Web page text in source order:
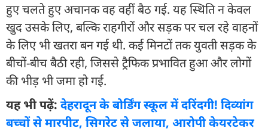
हुए चलते हुए अचानक वह वहीं बैठ गई. यह स्थिति न केवल
खुद उसके लिए, बल्कि राहगीरों और सड़क पर चल रहे वाहनों
के लिए भी खतरा बन गई थी. कई मिनटों तक युवती सड़क के
बीचों-बीच बैठी रही, जिससे ट्रैफिक प्रभावित हुआ और लोगों
की भीड़ भी जमा हो गई.
यह भी पढ़ें: देहरादून के बोर्डिंग स्कूल में दरिंदगी! दिव्यांग
बच्चों से मारपीट, सिगरेट से जलाया, आरोपी केयरटेकर